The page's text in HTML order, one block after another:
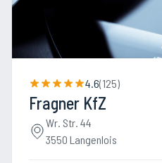
4.6(125)
Fragner KfZ
Wr. Str. 44
3550 Langenlois